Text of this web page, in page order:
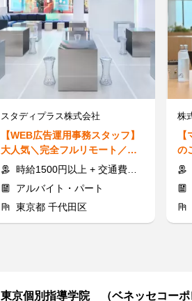
スタディプラス株式会社
【WEB広告運用事務スタッフ】
大人気＼完全フルリモート／高
時給1500円★未経験◎平日のみ
時給1500円以上 + 交通費全額支給
アルバイト・パート
東京都 千代田区
の
バ
東京個別指導学院 （ベネッセコー